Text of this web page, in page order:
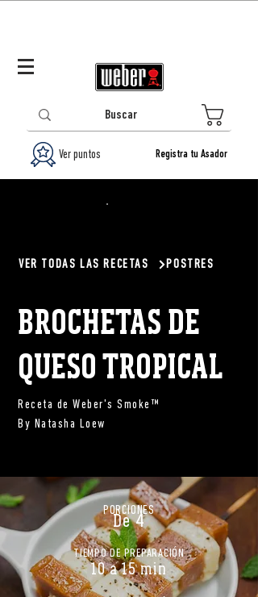
Ver puntos Registra tu Asador
VER TODAS LAS RECETAS POSTRES
BROCHETAS DE
QUESO TROPICAL
Receta de Weber's Smoke™
By Natasha Loew
PORCIONES
De 4
TIEMPO DE PREPARACIÓN
10 a 15 min